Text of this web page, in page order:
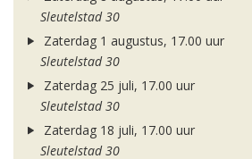
Sleutelstad 30
Zaterdag 1 augustus, 17.00 uur
Sleutelstad 30
Zaterdag 25 juli, 17.00 uur
Sleutelstad 30
Zaterdag 18 juli, 17.00 uur
Sleutelstad 30